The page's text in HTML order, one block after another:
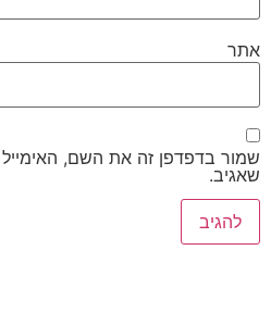
אתר
שמור בדפדפן זה את השם,
שאגיב.